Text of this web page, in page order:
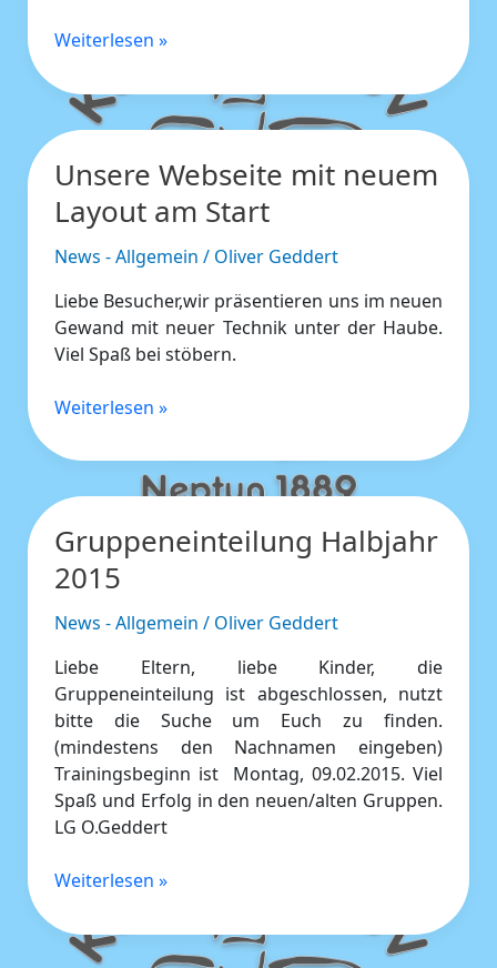
Weiterlesen »
Unsere Webseite mit neuem
Layout am Start
News - Allgemein / Oliver Geddert
Liebe Besucher,wir präsentieren uns im neuen
Gewand mit neuer Technik unter der Haube.
Viel Spaß bei stöbern.
Unsere
mit
neuem
am
Start
Weiterlesen »
Gruppeneinteilung Halbjahr
2015
News - Allgemein / Oliver Geddert
Liebe Eltern, liebe Kinder, die
Gruppeneinteilung ist abgeschlossen, nutzt
bitte die Suche um Euch zu finden.
(mindestens den Nachnamen eingeben)
Trainingsbeginn ist Montag, 09.02.2015. Viel
Spaß und Erfolg in den neuen/alten Gruppen.
LG O.Geddert
Gruppeneinteilung
Halbjahr
2015
Weiterlesen »